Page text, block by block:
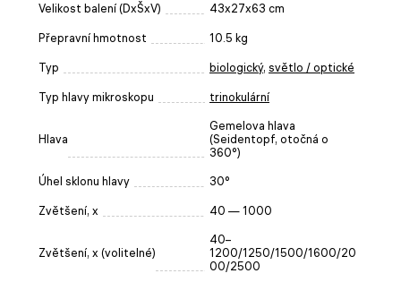
Velikost balení (DxŠxV) 43x27x63 cm
Přepravní hmotnost 10.5 kg
Typ biologický, světlo / optické
Typ hlavy mikroskopu trinokulární
Hlava
Gemelova hlava
(Seidentopf, otočná o
360°)
Úhel sklonu hlavy 30°
Zvětšení, x 40 — 1000
Zvětšení, x (volitelné)
40–
1200/1250/1500/1600/20
00/2500